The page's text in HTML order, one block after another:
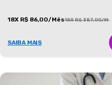
18X R$ 86,00/Mês18X R$ 387,00/Mês
SAIBA MAIS